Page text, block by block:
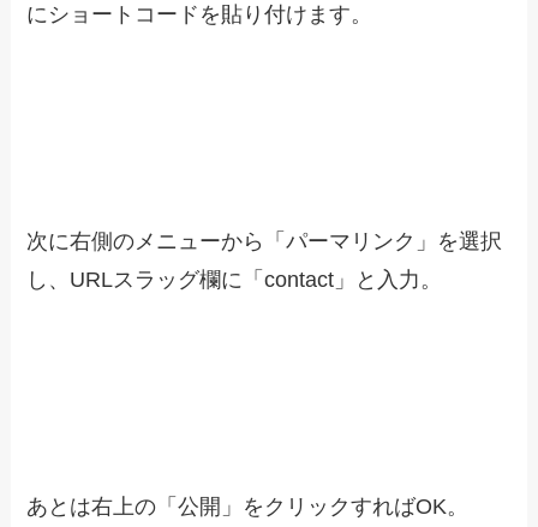
にショートコードを貼り付けます。
次に右側のメニューから「パーマリンク」を選択
し、URLスラッグ欄に「contact」と入力。
あとは右上の「公開」をクリックすればOK。